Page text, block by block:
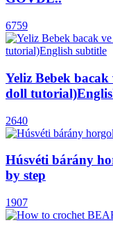
6759
Yeliz Bebek bacak
doll
2640
Húsvéti bárány
by step
1907